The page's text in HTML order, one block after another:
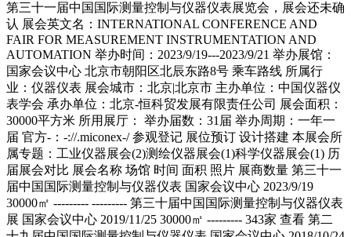
第三十一届中国国际测量控制与仪器仪表展览会，展会还未确认 展会英文名：INTERNATIONAL CONFERENCE AND FAIR FOR MEASUREMENT INSTRUMENTATION AND AUTOMATION 举办时间：2023/9/19---2023/9/21 举办展馆：国家会议中心 北京市朝阳区北辰东路8号 乘车路线 所属行业：仪器仪表 展会城市：北京|北京市 主办单位：中国仪器仪表学会 承办单位：北京-恒科贸发展有限责任公司 展会面积：30000平方米 所用展厅： 举办届数：31届 举办周期：一年一届 官方-：-://.miconex-/ 参观登记 展位预订 设计搭建 本展会所属专题：工业仪器展会(2)测绘仪器展会(1)科学仪器展会(1) 历届展会对比 展会名称 场馆 时间 面积 照片 展商数量 第三十一届中国国际测量控制与仪器仪表 国家会议中心 2023/9/19 30000㎡ --------- --------- 第三十届中国国际测量控制与仪器仪表展 国家会议中心 2019/11/25 30000㎡ --------- 343家 查看 第二十九届中国国际测量控制与仪器仪表 国家会议中心 2018/10/24 30000㎡ --------- 341家 查看 第二十八届中国国际测量控制与仪器仪表 上海新国际博览中.. 2017/9/26 23000㎡ --------- --------- 第二十七届中国国际测量控制与仪器仪表 中国国际展览中心.. 2016/9/21 28530㎡ --------- 373家 查看 第二十六届中国国际测量控制与仪器仪表 重庆国际博览中心 2015/9/22 34500㎡ --------- --------- 第二十五届中国国际测量控制与仪器仪表 中国国际展览中心.. 2014/9/23 28530㎡ --------- 407家 查看 第二十四届中国国际测量控制与仪器仪表 中国国际展览中心 2013/8/27 25120㎡ 226张 查看 511家 查看 第二十三届多国仪器仪表学术会议暨展览 上海世博展览馆 2012/8/21 25000㎡ 159张 查看 489家 查看 第二十二届多国仪器仪表学术会议暨展览 中国国际展览中心 2011/8/30 27036㎡ 456张 查看 498家 查看